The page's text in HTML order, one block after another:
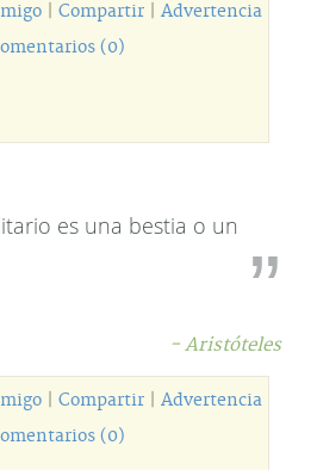
| Compartir| Advertencia
(0)
es una bestia o un
- Aristóteles
| Compartir| Advertencia
(0)